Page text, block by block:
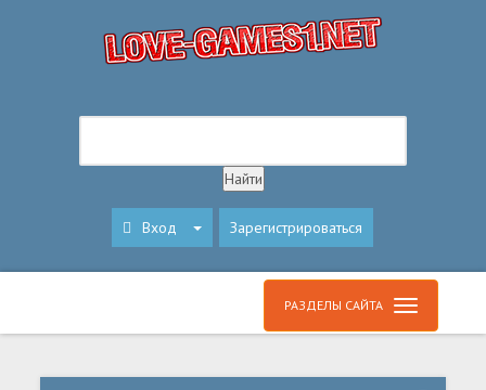
Вход Зарегистрироваться
РАЗДЕЛЫ САЙТА